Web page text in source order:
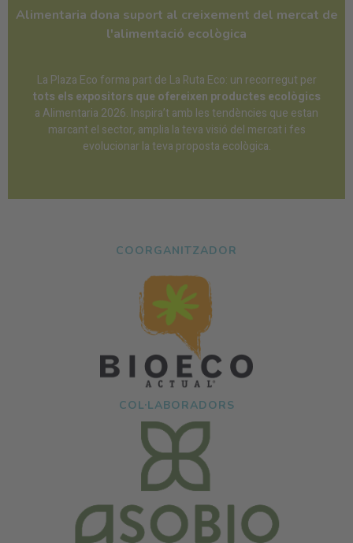
Alimentaria dona suport al creixement del mercat de
l'alimentació ecològica
La Plaza Eco forma part de La Ruta Eco: un recorregut per
tots els expositors que ofereixen productes ecològics
a Alimentaria 2026. Inspira’t amb les tendències que estan
marcant el sector, amplia la teva visió del mercat i fes
evolucionar la teva proposta ecològica.
COORGANITZADOR
COL·LABORADORS